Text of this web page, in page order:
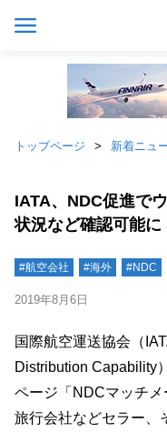
トップページ 新着ニュ
IATA、NDC促進で
状況など確認可能に
#航空会社 #海外 #NDC
2019年8月6日
国際航空運送協会（
Distribution Capability
ページ「NDCマッチメ
旅行会社などセラー、